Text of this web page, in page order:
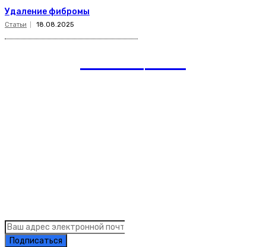
Удаление фибромы
Статьи 18.08.2025
Подписаться